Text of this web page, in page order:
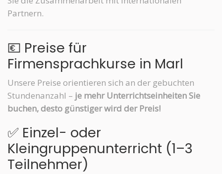
Partnern.
💶 Preise für
Firmensprachkurse in Marl
Unsere Preise orientieren sich an der gebuchten
Stundenanzahl – je mehr Unterrichtseinheiten Sie
buchen, desto günstiger wird der Preis!
✅ Einzel- oder
Kleingruppenunterricht (1–3
Teilnehmer)